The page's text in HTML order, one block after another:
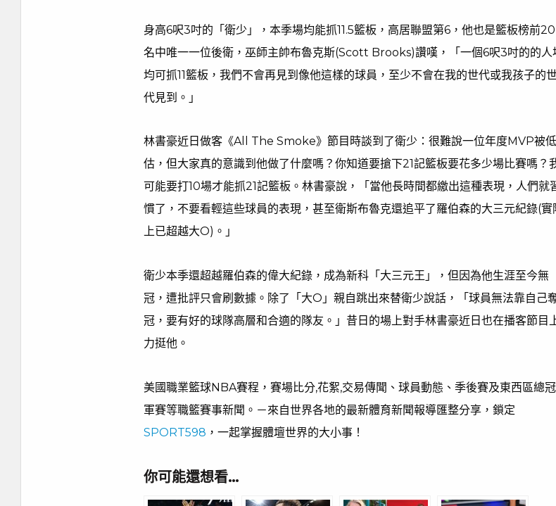
身高6呎3吋的「衛少」，本季場均能抓11.5籃板，高居聯盟第6，他也是籃板榜前20
名中唯一一位後衛，巫師主帥布魯克斯(Scott Brooks)讚嘆，「一個6呎3吋的的人
均可抓11籃板，我們不會再見到像他這樣的球員，至少不會在我的世代或我孩子的
代見到。」
林書豪近日做客《All The Smoke》節目時談到了衛少：很難說一位年度MVP被低
估，但大家真的意識到他做了什麼嗎？你知道要搶下21記籃板要花多少場比賽嗎？
可能要打10場才能抓21記籃板。林書豪說，「當他長時間都繳出這種表現，人們就
慣了，不要看輕這些球員的表現，甚至衛斯布魯克還追平了羅伯森的大三元紀錄(實
上已超越大O)。」
衛少本季還超越羅伯森的偉大紀錄，成為新科「大三元王」，但因為他生涯至今無
冠，遭批評只會刷數據。除了「大O」親自跳出來替衛少說話，「球員無法靠自己
冠，要有好的球隊高層和合適的隊友。」昔日的場上對手林書豪近日也在播客節目
力挺他。
美國職業籃球NBA賽程，賽場比分,花絮,交易傳聞、球員動態、季後賽及東西區總冠
軍賽等職籃賽事新聞。－來自世界各地的最新體育新聞報導匯整分享，鎖定
SPORT598 ，一起掌握體壇世界的大小事！
你可能還想看…